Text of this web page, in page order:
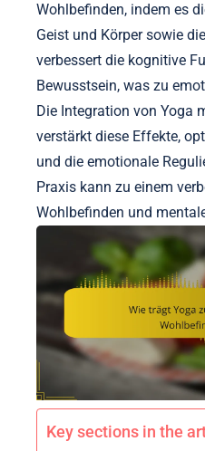
Wohlbefinden, indem es
Geist und Körper sowie
verbessert die kognitive
Bewusstsein, was zu
Die Integration von Yoga
verstärkt diese Effekte,
und die emotionale
Praxis kann zu einem
Wohlbefinden und
Key sections in the